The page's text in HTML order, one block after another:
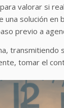
valorar si
una solución
previo a
tomar el